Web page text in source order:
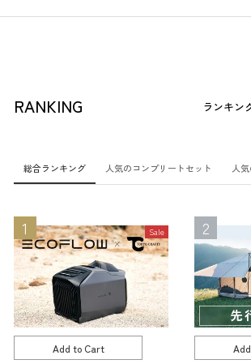
RANKING ランキン
総合ランキング 人気のコンプリートセット 人
Sale
Add to Cart